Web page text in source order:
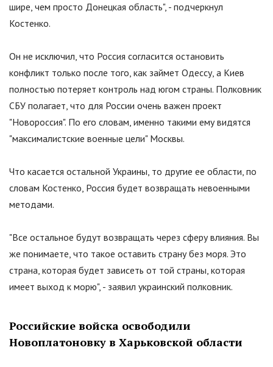
шире, чем просто Донецкая область", - подчеркнул
Костенко.
Он не исключил, что Россия согласится остановить
конфликт только после того, как займет Одессу, а Киев
полностью потеряет контроль над югом страны. Полковник
СБУ полагает, что для России очень важен проект
"Новороссия". По его словам, именно такими ему видятся
"максималистские военные цели"Москвы.
Что касается остальной Украины, то другие ее области, по
словам Костенко, Россия будет возвращать невоенными
методами.
"Все остальное будут возвращать через сферу влияния. Вы
же понимаете, что такое оставить страну без моря. Это
страна, которая будет зависеть от той страны, которая
имеет выход к морю", - заявил украинский полковник.
Российские войска освободили
Новоплатоновку в Харьковской области